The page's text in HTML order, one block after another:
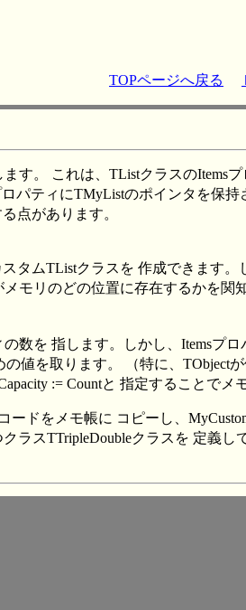
TOPページへ戻る
す。 これは、TListクラスのItems
パティにTMyListのポインタを保持
点があります。
タムTListクラスを 作成できます
モリのどの位置に存在するかを関
数を 指します。しかし、Itemsプ
値を取ります。 （特に、TObject
:= Countと 指定することでメ
ドをメモ帳に コピーし、
スTTripleDoubleクラスを 定義し